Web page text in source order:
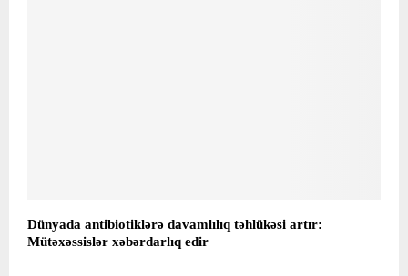
Dünyada antibiotiklərə davamlılıq təhlükəsi artır:
Mütəxəssislər xəbərdarlıq edir